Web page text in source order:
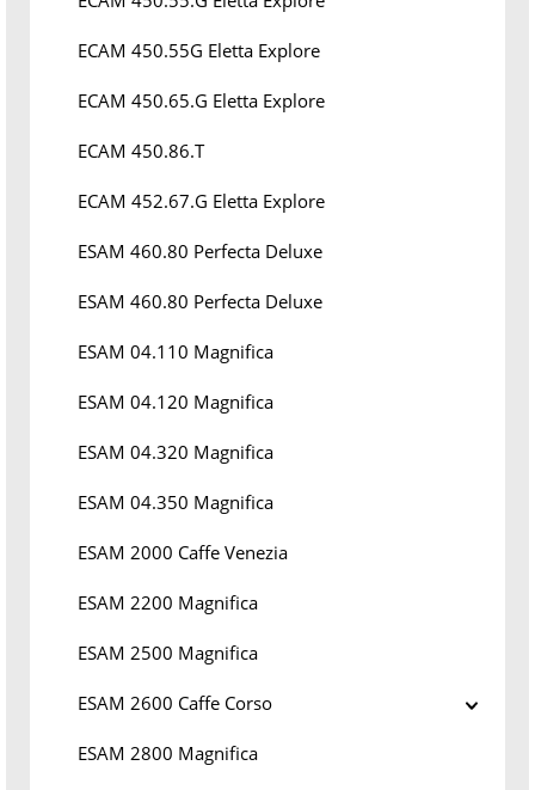
ECAM 450.55G Eletta Explore
ECAM 450.65.G Eletta Explore
ECAM 450.86.T
ECAM 452.67.G Eletta Explore
ESAM 460.80 Perfecta Deluxe
ESAM 460.80 Perfecta Deluxe
ESAM 04.110 Magnifica
ESAM 04.120 Magnifica
ESAM 04.320 Magnifica
ESAM 04.350 Magnifica
ESAM 2000 Caffe Venezia
ESAM 2200 Magnifica
ESAM 2500 Magnifica
ESAM 2600 Caffe Corso
ESAM 2800 Magnifica